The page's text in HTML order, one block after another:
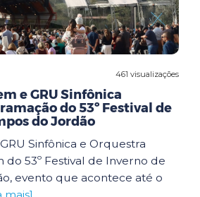
461 visualizações
e GRU Sinfônica
do 53º Festival de
do Jordão
Sinfônica e Orquestra
53º Festival de Inverno de
evento que acontece até o
mais]